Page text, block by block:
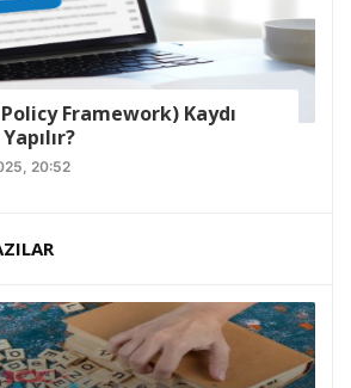
Policy Framework) Kaydı
20:52